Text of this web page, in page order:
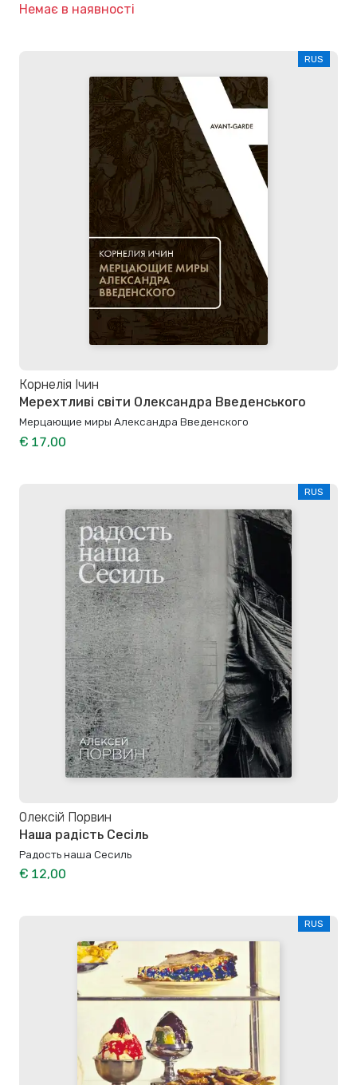
Немає в наявності
RUS
Корнелія Ічин
Мерехтливі світи Олександра Введенського
Мерцающие миры Александра Введенского
€ 17,00
RUS
Олексій Порвин
Наша радість Сесіль
Радость наша Сесиль
€ 12,00
RUS